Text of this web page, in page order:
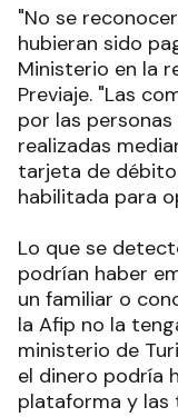
"No se
hubieran sido
Ministerio en la
Previaje. "Las
por las
realizadas
tarjeta de
habilitada para
Lo que se
podrían haber
un familiar o
la Afip no la
ministerio de
el dinero podría
plataforma y las